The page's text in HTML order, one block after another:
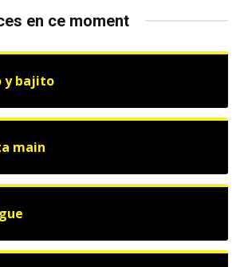
en ce moment
y bajito
main